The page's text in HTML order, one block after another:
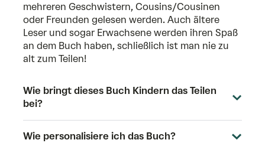
mehreren Geschwistern, Cousins/Cousinen
oder Freunden gelesen werden. Auch ältere
Leser und sogar Erwachsene werden ihren Spaß
an dem Buch haben, schließlich ist man nie zu
alt zum Teilen!
Wie bringt dieses Buch Kindern das Teilen
bei?
Wie personalisiere ich das Buch?